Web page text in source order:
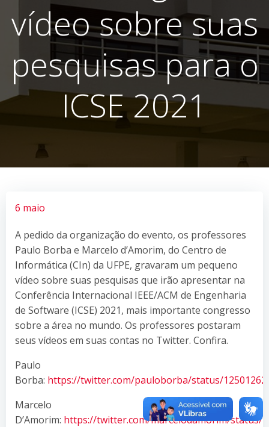
vídeo sobre suas
pesquisas para o
ICSE 2021
6 maio
A pedido da organização do evento, os professores
Paulo Borba e Marcelo d’Amorim, do Centro de
Informática (CIn) da UFPE, gravaram um pequeno
vídeo sobre suas pesquisas que irão apresentar na
Conferência Internacional IEEE/ACM de Engenharia
de Software (ICSE) 2021, mais importante congresso
sobre a área no mundo. Os professores postaram
seus vídeos em suas contas no Twitter. Confira.
Paulo
Borba: https://twitter.com/pauloborba/status/
Marcelo
D’Amorim: https://twitter.com/marcelodamorim/status/